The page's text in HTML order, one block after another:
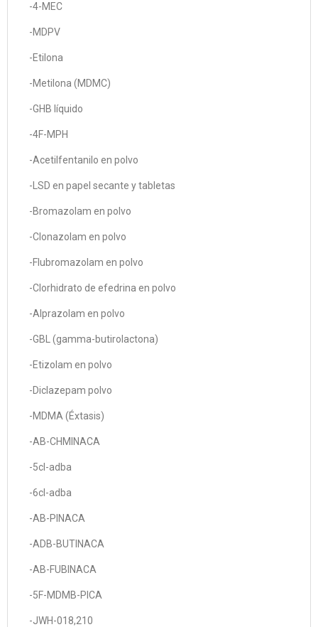
-4-MEC
-MDPV
-Etilona
-Metilona (MDMC)
-GHB líquido
-4F-MPH
-Acetilfentanilo en polvo
-LSD en papel secante y tabletas
-Bromazolam en polvo
-Clonazolam en polvo
-Flubromazolam en polvo
-Clorhidrato de efedrina en polvo
-Alprazolam en polvo
-GBL (gamma-butirolactona)
-Etizolam en polvo
-Diclazepam polvo
-MDMA (Éxtasis)
-AB-CHMINACA
-5cl-adba
-6cl-adba
-AB-PINACA
-ADB-BUTINACA
-AB-FUBINACA
-5F-MDMB-PICA
-JWH-018,210